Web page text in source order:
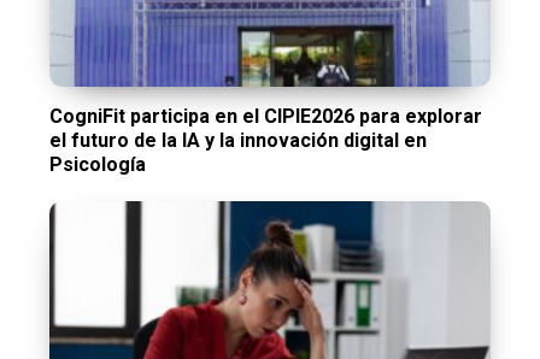
CogniFit participa en el CIPIE2026 para explorar
el futuro de la IA y la innovación digital en
Psicología